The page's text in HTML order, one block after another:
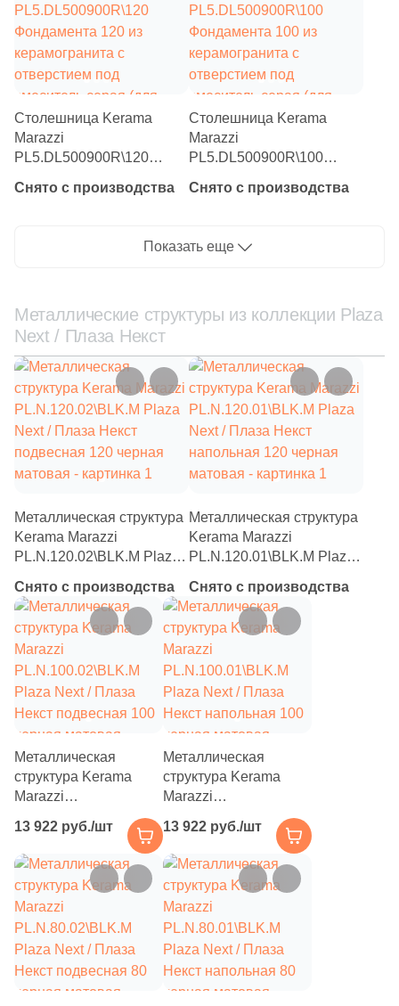
Столешница Kerama
Marazzi
PL5.DL500900R\120
керамогранита с
накладных раковин)
Снято с производства
Столешница Kerama
Marazzi
PL5.DL500900R\100
керамогранита с
накладных раковин)
Снято с производства
Показать еще
Металлические структуры из коллекции Plaza
Next / Плаза Некст
Металлическая структура
Kerama Marazzi
PL.N.120.02\BLK.M Plaza
подвесная 120 черная
матовая
Снято с производства
Металлическая структура
Kerama Marazzi
PL.N.120.01\BLK.M Plaza
напольная 120 черная
матовая
Снято с производства
Металлическая
структура Kerama
Marazzi
PL.N.100.02\BLK.M
Plaza Next / Плаза
Некст подвесная 100
черная матовая
13 922 руб./шт
Металлическая
структура Kerama
Marazzi
PL.N.100.01\BLK.M
Plaza Next / Плаза
Некст напольная 100
черная матовая
13 922 руб./шт